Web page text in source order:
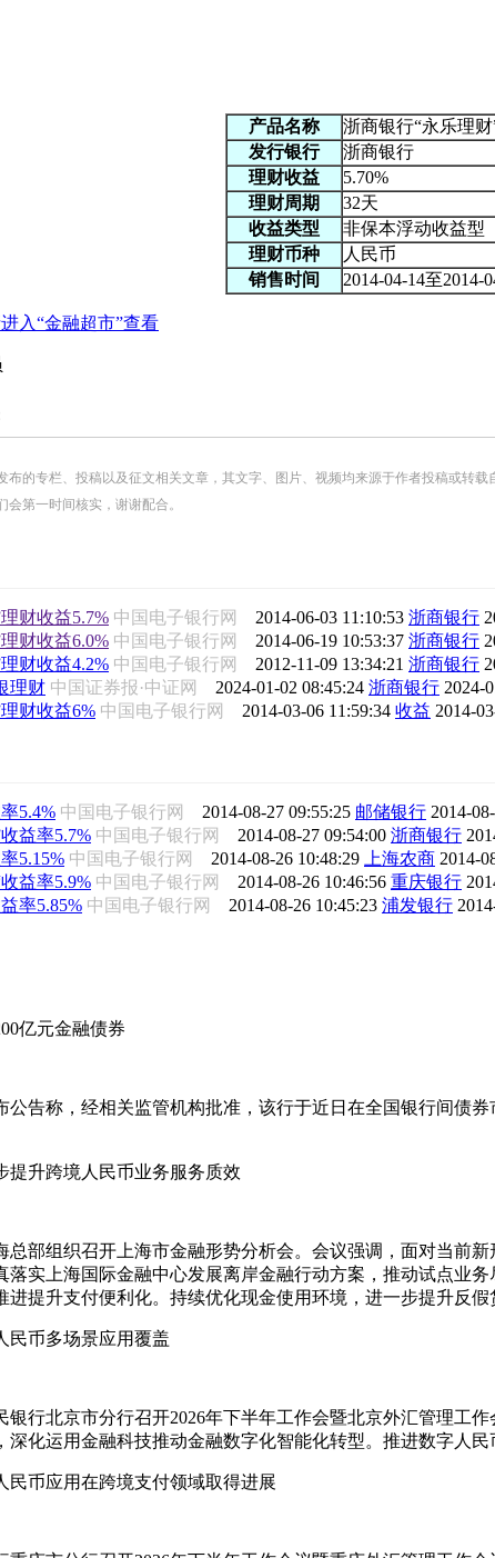
产品名称
浙商银行“永乐理
发行银行
浙商银行
理财收益
5.70%
理财周期
32天
收益类型
非保本浮动收益型
理财币种
人民币
销售时间
2014-04-14至2014-
入“金融超市”查看
布的专栏、投稿以及征文相关文章，其文字、图片、视频均来源于作者投稿或转
会第一时间核实，谢谢配合。
财收益5.7% 中国电子银行网 2014-06-03 11:10:53 浙商银行
财收益6.0% 中国电子银行网 2014-06-19 10:53:37 浙商银行
财收益4.2% 中国电子银行网 2012-11-09 13:34:21 浙商银行
理财 中国证券报·中证网 2024-01-02 08:45:24 浙商银行 2024-
财收益6% 中国电子银行网 2014-03-06 11:59:34 收益 2014-
5.4% 中国电子银行网 2014-08-27 09:55:25 邮储银行 2014-
益率5.7% 中国电子银行网 2014-08-27 09:54:00 浙商银行
5.15% 中国电子银行网 2014-08-26 10:48:29 上海农商 2014-
益率5.9% 中国电子银行网 2014-08-26 10:46:56 重庆银行
率5.85% 中国电子银行网 2014-08-26 10:45:23 浦发银行
亿元金融债券
公告称，经相关监管机构批准，该行于近日在全国银行间债
提升跨境人民币业务服务质效
总部组织召开上海市金融形势分析会。会议强调，面对当前
落实上海国际金融中心发展离岸金融行动方案，推动试点业
进提升支付便利化。持续优化现金使用环境，进一步提升反
民币多场景应用覆盖
银行北京市分行召开2026年下半年工作会暨北京外汇管理工
深化运用金融科技推动金融数字化智能化转型。推进数字人民
民币应用在跨境支付领域取得进展